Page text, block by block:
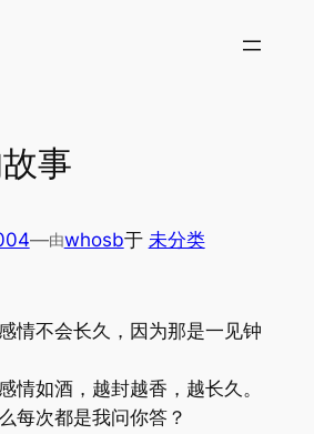
事
—由whosb于 未分类
情不会长久，因为那是一见钟
情如酒，越封越香，越长久。
每次都是我问你答？